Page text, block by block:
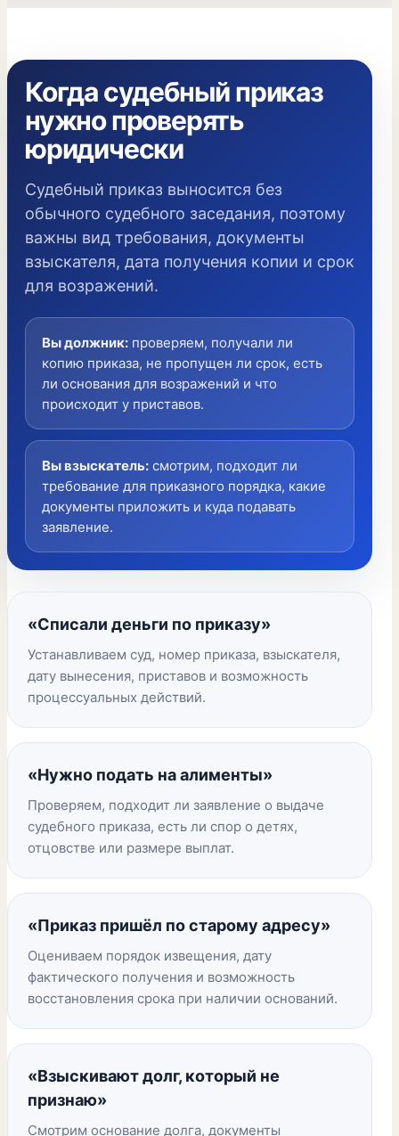
Когда судебный приказ
нужно проверять
юридически
Судебный приказ выносится без
обычного судебного заседания, поэтому
важны вид требования, документы
взыскателя, дата получения копии и срок
для возражений.
Вы должник: проверяем, получали ли
копию приказа, не пропущен ли срок, есть
ли основания для возражений и что
происходит у приставов.
Вы взыскатель: смотрим, подходит ли
требование для приказного порядка, какие
документы приложить и куда подавать
заявление.
«Списали деньги по приказу»
Устанавливаем суд, номер приказа, взыскателя,
дату вынесения, приставов и возможность
процессуальных действий.
«Нужно подать на алименты»
Проверяем, подходит ли заявление о выдаче
судебного приказа, есть ли спор о детях,
отцовстве или размере выплат.
«Приказ пришёл по старому адресу»
Оцениваем порядок извещения, дату
фактического получения и возможность
восстановления срока при наличии оснований.
«Взыскивают долг, который не
признаю»
Смотрим основание долга, документы